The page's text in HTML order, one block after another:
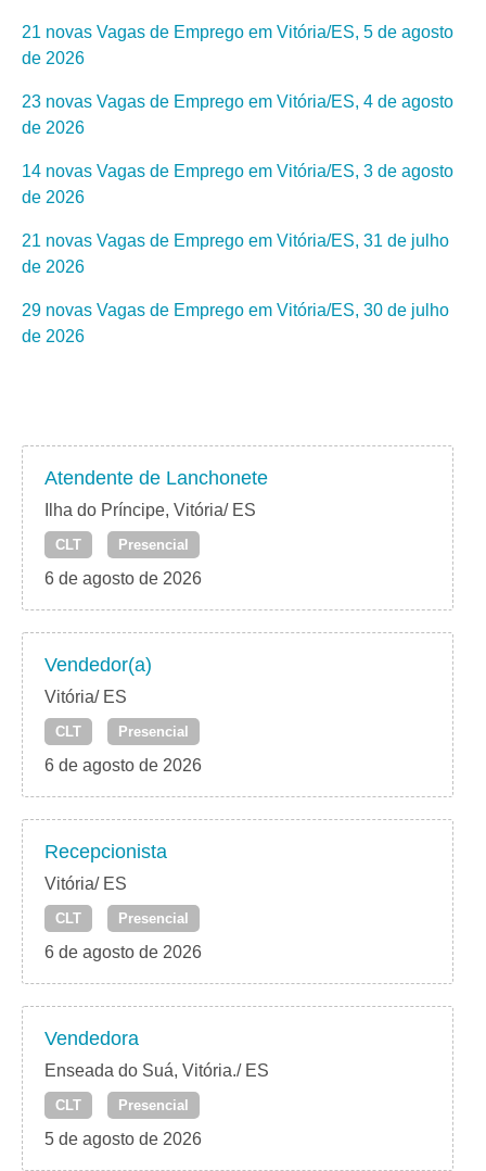
21 novas Vagas de Emprego em Vitória/ES, 5 de agosto
de 2026
23 novas Vagas de Emprego em Vitória/ES, 4 de agosto
de 2026
14 novas Vagas de Emprego em Vitória/ES, 3 de agosto
de 2026
21 novas Vagas de Emprego em Vitória/ES, 31 de julho
de 2026
29 novas Vagas de Emprego em Vitória/ES, 30 de julho
de 2026
Atendente de Lanchonete
Ilha do Príncipe, Vitória/ ES
CLT Presencial
6 de agosto de 2026
Vendedor(a)
Vitória/ ES
CLT Presencial
6 de agosto de 2026
Recepcionista
Vitória/ ES
CLT Presencial
6 de agosto de 2026
Vendedora
Enseada do Suá, Vitória./ ES
CLT Presencial
5 de agosto de 2026